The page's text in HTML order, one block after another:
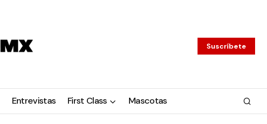
Suscríbete
Entrevistas First Class Mascotas